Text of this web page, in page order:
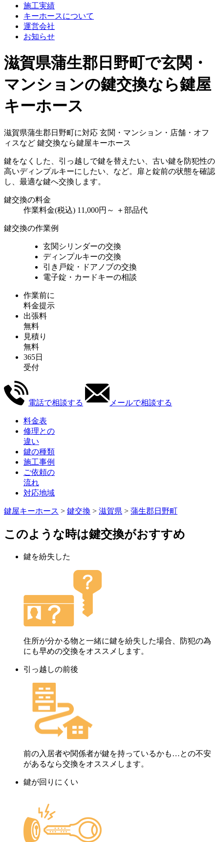
施工実績
キーホースについて
運営会社
お知らせ
滋賀県蒲生郡日野町で玄関・
マンションの鍵交換なら鍵屋
キーホース
滋賀県蒲生郡日野町に対応 玄関・マンション・店舗・オフ
ィスなど 鍵交換なら鍵屋キーホース
鍵をなくした、引っ越しで鍵を替えたい、古い鍵を防犯性の
高いディンプルキーにしたい、など。扉と錠前の状態を確認
し、最適な鍵へ交換します。
鍵交換の料金
作業料金(税込) 11,000円～ ＋部品代
鍵交換の作業例
玄関シリンダーの交換
ディンプルキーの交換
引き戸錠・ドアノブの交換
電子錠・カードキーの相談
作業前に
料金提示
出張料
無料
見積り
無料
365日
受付
電話で相談する メールで相談する
料金表
修理との
違い
鍵の種類
施工事例
ご依頼の
流れ
対応地域
鍵屋キーホース > 鍵交換 > 滋賀県 > 蒲生郡日野町
このような時は鍵交換がおすすめ
鍵を紛失した
住所が分かる物と一緒に鍵を紛失した場合、防犯の為
にも早めの交換をオススメします。
引っ越しの前後
前の入居者や関係者が鍵を持っているかも…との不安
があるなら交換をオススメします。
鍵が回りにくい